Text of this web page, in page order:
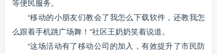
等便民服务。
“移动的小朋友们教会了我怎么下载软件，还教我怎
么跟着手机跳广场舞！”社区王奶奶笑着说道。
“这场活动有了移动公司的加入，有效提升了市民防